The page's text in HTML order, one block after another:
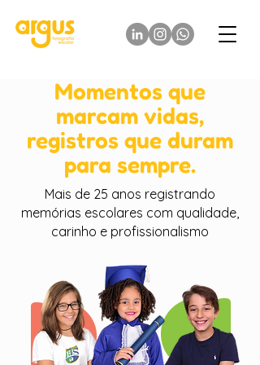
Momentos que
marcam vidas,
registros que duram
para sempre.
Mais de 25 anos registrando
memórias escolares com qualidade,
carinho e profissionalismo